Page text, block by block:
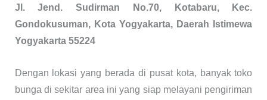
Jl. Jend. Sudirman No.70, Kotabaru, Kec.
Gondokusuman, Kota Yogyakarta, Daerah Istimewa
Yogyakarta 55224
Dengan lokasi yang berada di pusat kota, banyak toko
bunga di sekitar area ini yang siap melayani pengiriman